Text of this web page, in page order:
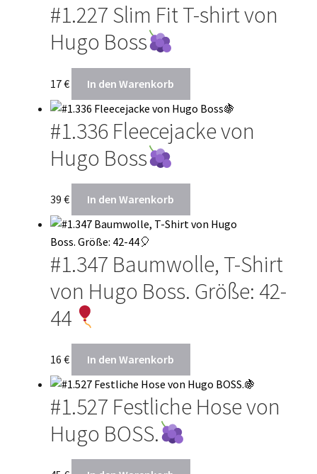
#1.227 Slim Fit T-shirt von
Hugo Boss
17€ In den Warenkorb
#1.336 Fleecejacke von
Hugo Boss
39 € In den Warenkorb
#1.347 Baumwolle, T-Shirt
von Hugo Boss. Größe: 42-
44
16 € In den Warenkorb
#1.527 Festliche Hose von
Hugo BOSS.